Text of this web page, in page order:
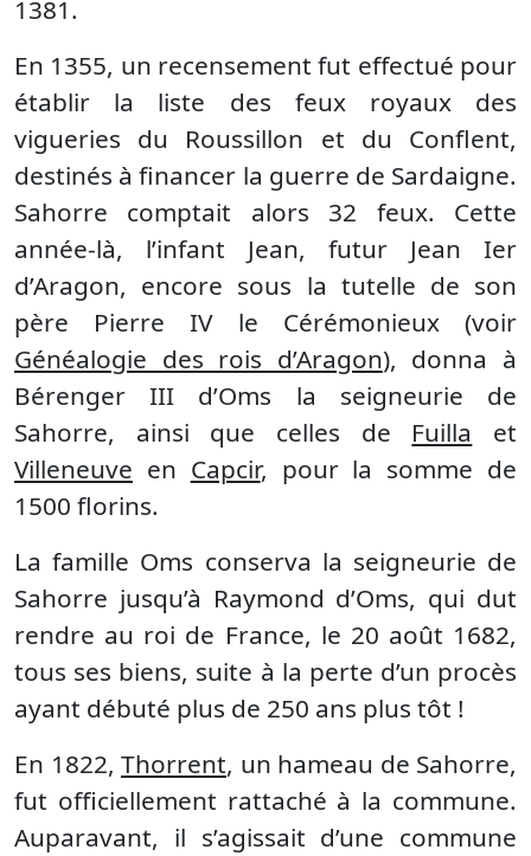
1381.
En 1355, un recensement fut effectué pour
établir la liste des feux royaux des
vigueries du Roussillon et du Conflent,
destinés à financer la guerre de Sardaigne.
Sahorre comptait alors 32 feux. Cette
année-là, l’infant Jean, futur Jean Ier
d’Aragon, encore sous la tutelle de son
père Pierre IV le Cérémonieux (voir
Généalogie des rois d’Aragon), donna à
Bérenger III d’Oms la seigneurie de
Sahorre, ainsi que celles de Fuilla et
Villeneuve en Capcir, pour la somme de
1500 florins.
La famille Oms conserva la seigneurie de
Sahorre jusqu’à Raymond d’Oms, qui dut
rendre au roi de France, le 20 août 1682,
tous ses biens, suite à la perte d’un procès
ayant débuté plus de 250 ans plus tôt !
En 1822, Thorrent, un hameau de Sahorre,
fut officiellement rattaché à la commune.
Auparavant, il s’agissait d’une commune